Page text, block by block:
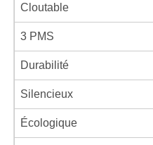
Cloutable
3 PMS
Durabilité
Silencieux
Écologique